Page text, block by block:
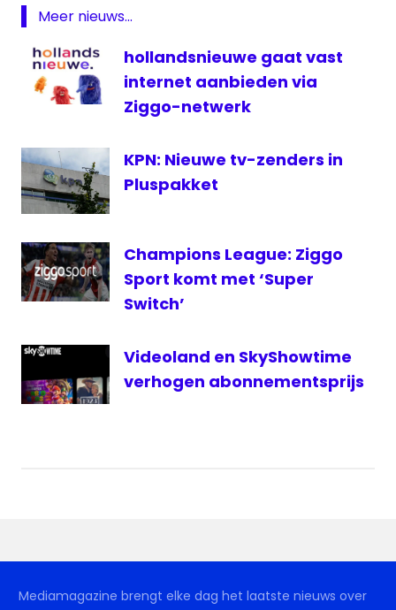
RTL
rtl
nederland
televisie
Videoland
Meer nieuws...
hollandsnieuwe gaat vast
internet aanbieden via
Ziggo-netwerk
KPN: Nieuwe tv-zenders in
Pluspakket
Champions League: Ziggo
Sport komt met ‘Super
Switch’
Videoland en SkyShowtime
verhogen abonnementsprijs
Mediamagazine brengt elke dag het laatste nieuws over